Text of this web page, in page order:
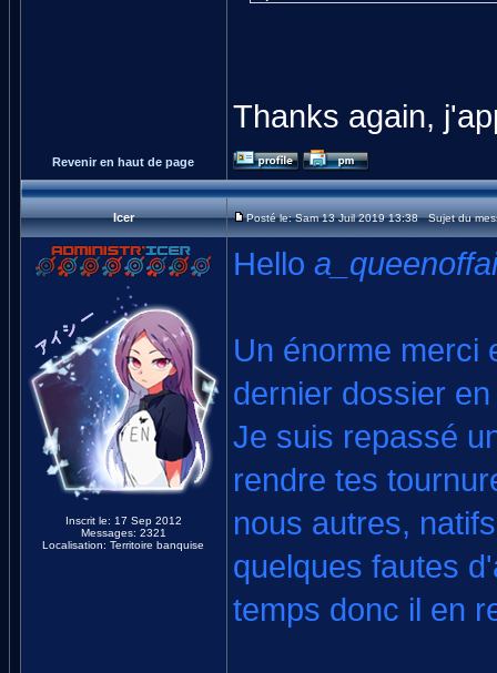
Thanks again,
Revenir en haut de page
Icer Posté le: Sam 13 Juil 2019 13:38 Sujet du
Inscrit le: 17 Sep 2012
Messages: 2321
Localisation: Territoire banquise
Hello
Un énorme merci
dernier dossier
Je suis repassé
rendre tes
nous autres,
quelques fautes
temps donc il en